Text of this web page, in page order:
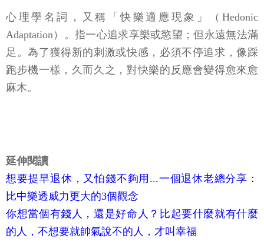
心理學名詞，又稱「快樂適應現象」（Hedonic
Adaptation）。指一心追求享樂或慾望；但永遠無法滿
足。為了獲得新的刺激或快感，必須不停追求，像踩
跑步機一樣，久而久之，對快樂的反應會變得愈來愈
麻木。
延伸閱讀
想要提早退休，又怕錢不夠用...一個退休老總分享：
比中樂透威力更大的3個觀念
你想當個有錢人，還是好命人？比起要什麼就有什麼
的人，不想要就帥氣說不的人，才叫幸福